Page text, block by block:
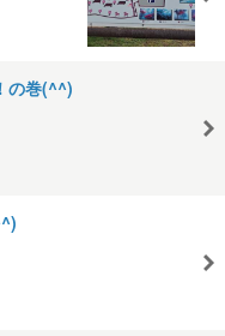
の巻(^^)